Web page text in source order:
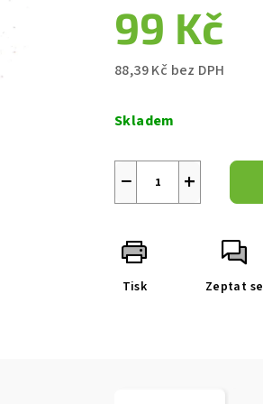
z
5
99 Kč
88,39 Kč bez DPH
cena:
Skladem
+
−
Tisk Zeptat se